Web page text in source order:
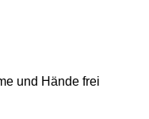
und Hände frei